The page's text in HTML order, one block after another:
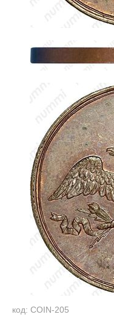
код: COIN-205